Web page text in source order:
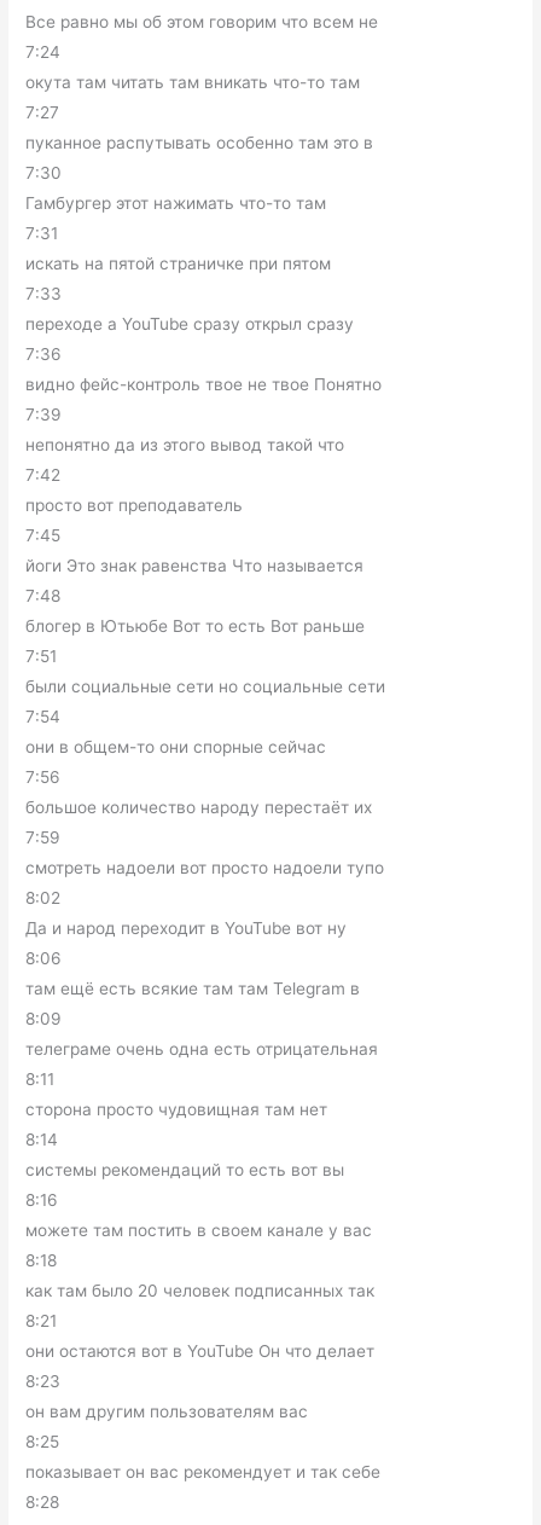
Все равно мы об этом говорим что всем не
7:24
окута там читать там вникать что-то там
7:27
пуканное распутывать особенно там это в
7:30
Гамбургер этот нажимать что-то там
7:31
искать на пятой страничке при пятом
7:33
переходе а YouTube сразу открыл сразу
7:36
видно фейс-контроль твое не твое Понятно
7:39
непонятно да из этого вывод такой что
7:42
просто вот преподаватель
7:45
йоги Это знак равенства Что называется
7:48
блогер в Ютьюбе Вот то есть Вот раньше
7:51
были социальные сети но социальные сети
7:54
они в общем-то они спорные сейчас
7:56
большое количество народу перестаёт их
7:59
смотреть надоели вот просто надоели тупо
8:02
Да и народ переходит в YouTube вот ну
8:06
там ещё есть всякие там там Telegram в
8:09
телеграме очень одна есть отрицательная
8:11
сторона просто чудовищная там нет
8:14
системы рекомендаций то есть вот вы
8:16
можете там постить в своем канале у вас
8:18
как там было 20 человек подписанных так
8:21
они остаются вот в YouTube Он что делает
8:23
он вам другим пользователям вас
8:25
показывает он вас рекомендует и так себе
8:28